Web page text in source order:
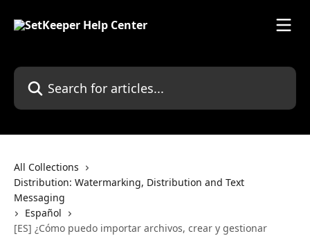
Search for articles...
All Collections
Distribution: Watermarking, Distribution and Text
Messaging
Español
[ES] ¿Cómo puedo importar archivos, crear y gestionar